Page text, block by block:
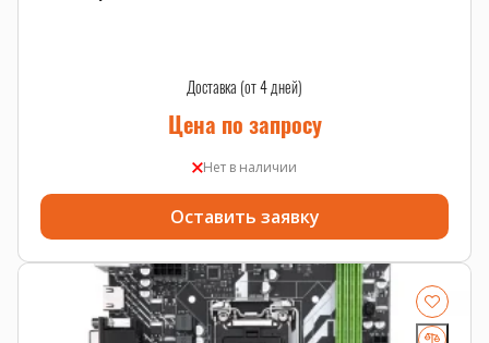
Доставка (от 4 дней)
Цена по запросу
Нет в наличии
Оставить заявку